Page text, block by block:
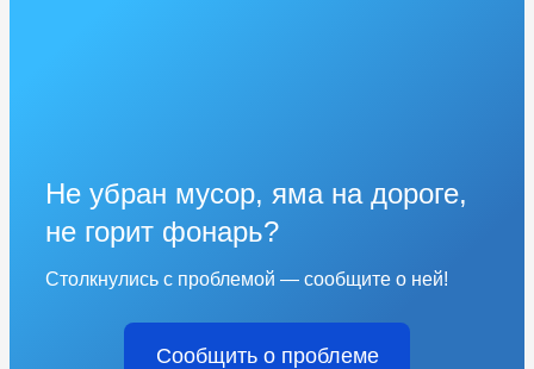
Не убран мусор, яма на дороге,
не горит фонарь?
Столкнулись с проблемой — сообщите о ней!
Сообщить о проблеме